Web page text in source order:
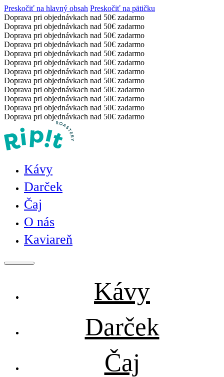
Preskočiť na hlavný obsah Preskočiť na pätičku
Doprava pri objednávkach nad 50€ zadarmo
Doprava pri objednávkach nad 50€ zadarmo
Doprava pri objednávkach nad 50€ zadarmo
Doprava pri objednávkach nad 50€ zadarmo
Doprava pri objednávkach nad 50€ zadarmo
Doprava pri objednávkach nad 50€ zadarmo
Doprava pri objednávkach nad 50€ zadarmo
Doprava pri objednávkach nad 50€ zadarmo
Doprava pri objednávkach nad 50€ zadarmo
Doprava pri objednávkach nad 50€ zadarmo
Doprava pri objednávkach nad 50€ zadarmo
Doprava pri objednávkach nad 50€ zadarmo
Kávy
Darček
Čaj
O nás
Kaviareň
Kávy
Darček
Čaj